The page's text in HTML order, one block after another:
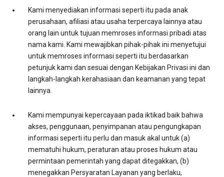
Kami menyediakan informasi seperti itu pada anak
perusahaan, afiliasi atau usaha terpercaya lainnya atau
orang lain untuk tujuan memroses informasi pribadi atas
nama kami. Kami mewajibkan pihak-pihak ini menyetujui
untuk memroses informasi seperti itu berdasarkan
petunjuk kami dan sesuai dengan Kebijakan Privasi ini dan
langkah-langkah kerahasiaan dan keamanan yang tepat
lainnya.
Kami mempunyai kepercayaan pada iktikad baik bahwa
akses, penggunaan, penyimpanan atau pengungkapan
informasi seperti itu perlu dan masuk akal untuk (a)
mematuhi hukum, peraturan atau proses hukum atau
permintaan pemerintah yang dapat ditegakkan, (b)
menegakkan Persyaratan Layanan yang berlaku,